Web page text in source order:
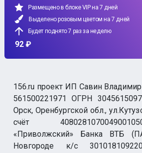
Размещено в блоке VIP на 7 дней
Выделено розовым цветом на 7 дней
Будет поднято 7 раз за неделю
92 ₽
156.ru проект ИП Савин
561500221971 ОГРН
Орск, Оренбургской обл.,
счёт
«Приволжский» Банка ВТБ
Новгороде к/с